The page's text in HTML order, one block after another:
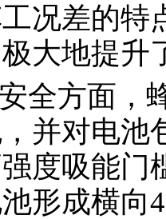
况差的特
大地提升
全方面，
并对电池
度吸能门
形成横向